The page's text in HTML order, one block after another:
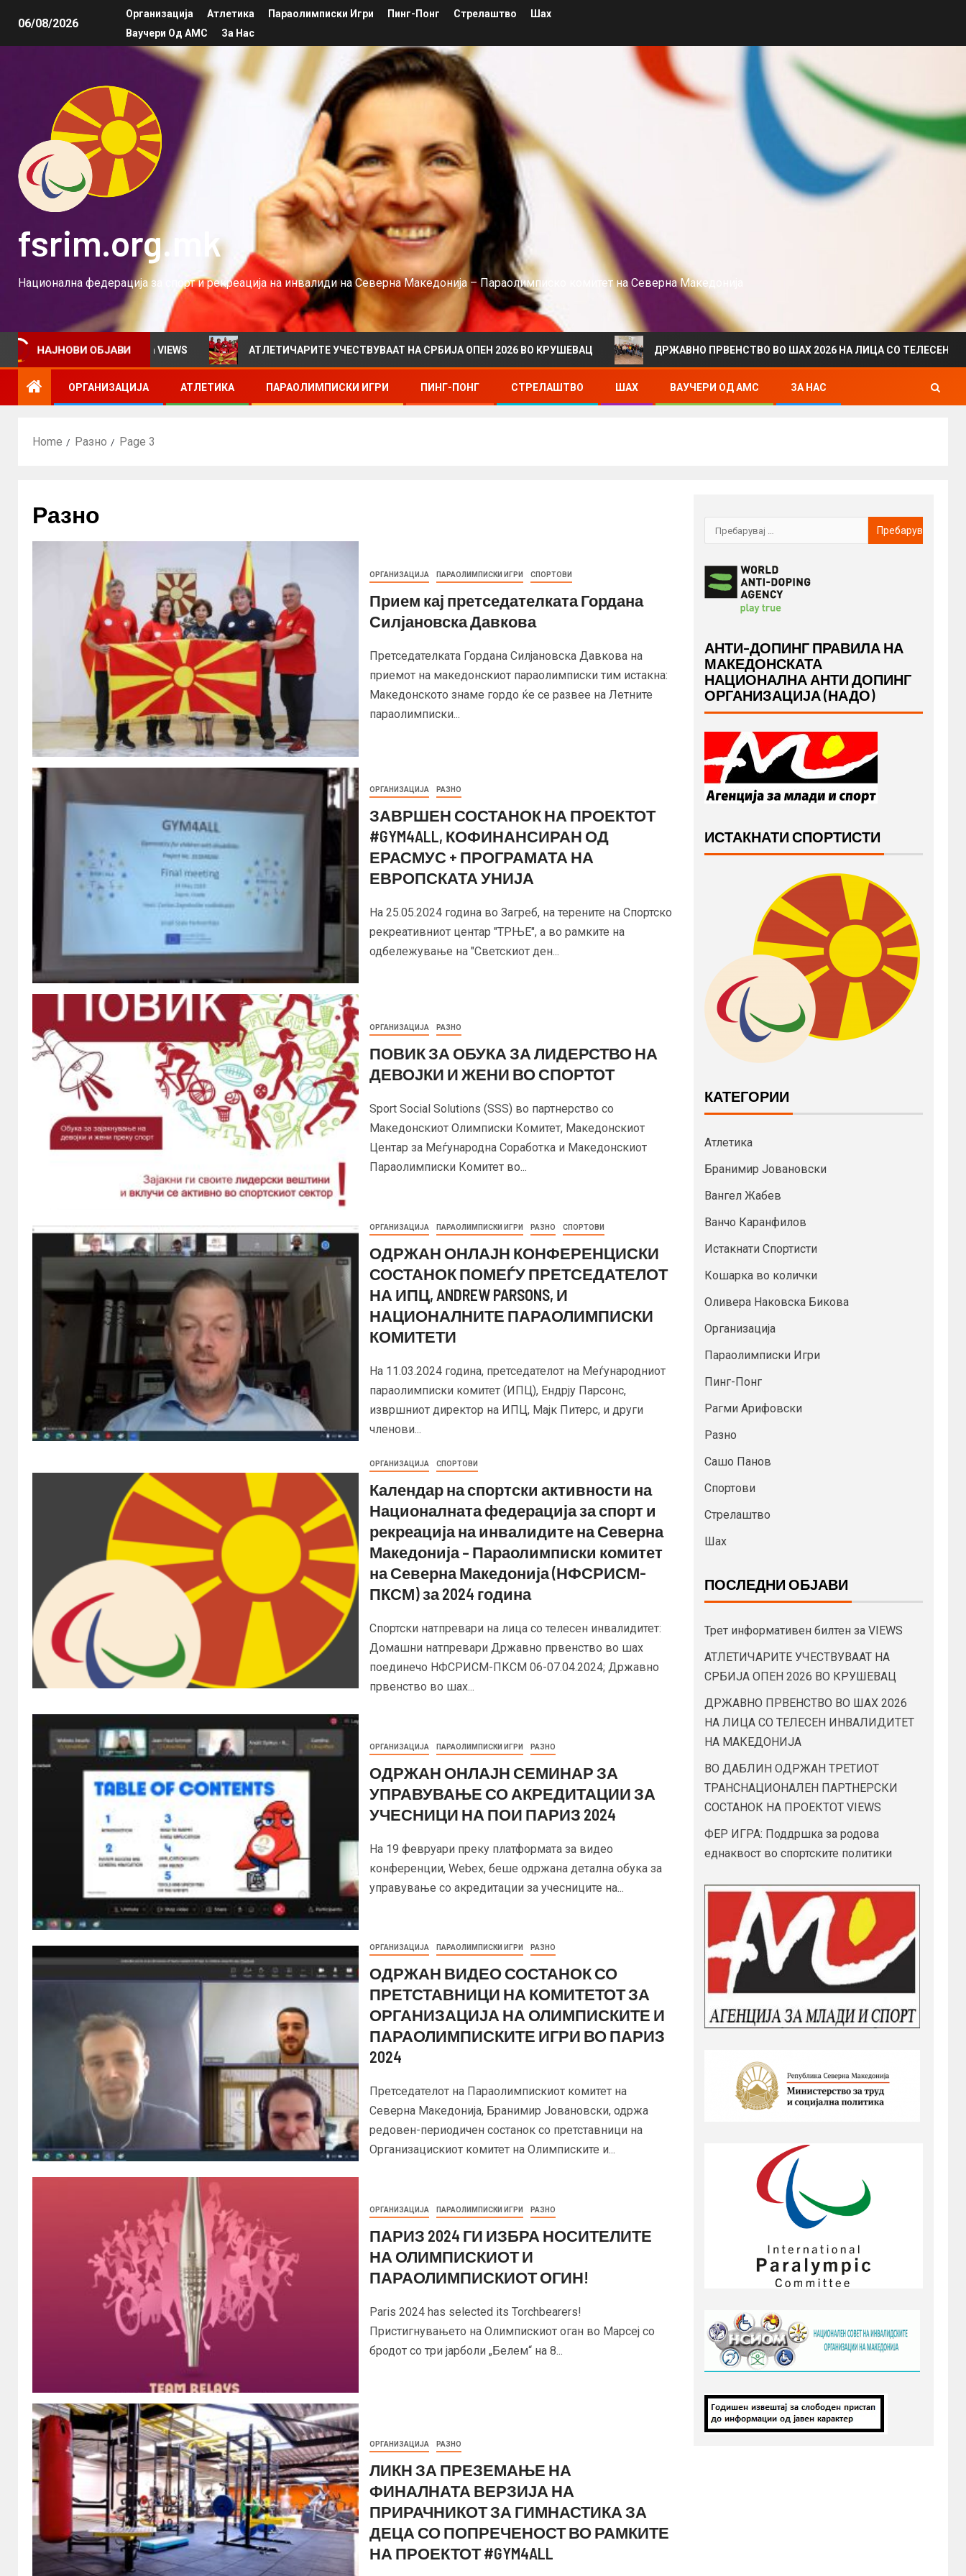
06/08/2026
Организација Атлетика Параолимписки Игри Пинг-Понг Стрелаштво
Шах
Ваучери Од АМС
За Нас
fsrim.org.mk
Национална федерација за спорт и рекреација на инвалиди на Северна Македонија – Параолимписко комитет на Северна Македонија
НАЈНОВИ ОБЈАВИ
билтен за VIEWS АТЛЕТИЧАРИТЕ УЧЕСТВУВААТ НА СРБИЈА ОПЕН 2026 ВО КРУШЕВАЦ ДРЖАВНО ПРВЕНСТВО ВО ШАХ 2026 НА ЛИЦА СО ТЕЛЕСЕН
ОРГАНИЗАЦИЈА АТЛЕТИКА ПАРАОЛИМПИСКИ ИГРИ ПИНГ-ПОНГ СТРЕЛАШТВО ШАХ ВАУЧЕРИ ОД АМС ЗА НАС
Home Разно Page 3
Разно
ОРГАНИЗАЦИЈА ПАРАОЛИМПИСКИ ИГРИ СПОРТОВИ
Прием кај претседателката Гордана
Силјановска Давкова
Претседателката Гордана Силјановска Давкова на
приемот на македонскиот параолимписки тим истакна:
Македонското знаме гордо ќе се развее на Летните
параолимписки...
ОРГАНИЗАЦИЈА РАЗНО
ЗАВРШЕН СОСТАНОК НА ПРОЕКТОТ
#GYM4ALL, КОФИНАНСИРАН ОД
ЕРАСМУС + ПРОГРАМАТА НА
ЕВРОПСКАТА УНИЈА
На 25.05.2024 година во Загреб, на терените на Спортско
рекреативниот центар "ТРЊЕ", а во рамките на
одбележување на "Светскиот ден...
ОРГАНИЗАЦИЈА РАЗНО
ПОВИК ЗА ОБУКА ЗА ЛИДЕРСТВО НА
ДЕВОЈКИ И ЖЕНИ ВО СПОРТОТ
Sport Social Solutions (SSS) во партнерство со
Македонскиот Олимписки Комитет, Македонскиот
Центар за Меѓународна Соработка и Македонскиот
Параолимписки Комитет во...
ОРГАНИЗАЦИЈА ПАРАОЛИМПИСКИ ИГРИ РАЗНО СПОРТОВИ
ОДРЖАН ОНЛАЈН КОНФЕРЕНЦИСКИ
СОСТАНОК ПОМЕЃУ ПРЕТСЕДАТЕЛОТ
НА ИПЦ, ANDREW PARSONS, И
НАЦИОНАЛНИТЕ ПАРАОЛИМПИСКИ
КОМИТЕТИ
На 11.03.2024 година, претседателот на Меѓународниот
параолимписки комитет (ИПЦ), Ендрју Парсонс,
извршниот директор на ИПЦ, Мајк Питерс, и други
членови...
ОРГАНИЗАЦИЈА СПОРТОВИ
Календар на спортски активности на
Националната федерација за спорт и
рекреација на инвалидите на Северна
Македонија – Параолимписки комитет
на Северна Македонија (НФСРИСМ-
ПКСМ) за 2024 година
Спортски натпревари на лица со телесен инвалидитет:
Домашни натпревари Државно првенство во шах
поединечо НФСРИСМ-ПКСМ 06-07.04.2024; Државно
првенство во шах...
ОРГАНИЗАЦИЈА ПАРАОЛИМПИСКИ ИГРИ РАЗНО
ОДРЖАН ОНЛАЈН СЕМИНАР ЗА
УПРАВУВАЊЕ СО АКРЕДИТАЦИИ ЗА
УЧЕСНИЦИ НА ПОИ ПАРИЗ 2024
На 19 февруари преку платформата за видео
конференции, Webex, беше одржана детална обука за
управување со акредитации за учесниците на...
ОРГАНИЗАЦИЈА ПАРАОЛИМПИСКИ ИГРИ РАЗНО
ОДРЖАН ВИДЕО СОСТАНОК СО
ПРЕТСТАВНИЦИ НА КОМИТЕТОТ ЗА
ОРГАНИЗАЦИЈА НА ОЛИМПИСКИТЕ И
ПАРАОЛИМПИСКИТЕ ИГРИ ВО ПАРИЗ
2024
Претседателот на Параолимпискиот комитет на
Северна Македонија, Бранимир Јовановски, одржа
редовен-периодичен состанок со претставници на
Организацискиот комитет на Олимписките и...
ОРГАНИЗАЦИЈА ПАРАОЛИМПИСКИ ИГРИ РАЗНО
ПАРИЗ 2024 ГИ ИЗБРА НОСИТЕЛИТЕ
НА ОЛИМПИСКИОТ И
ПАРАОЛИМПИСКИОТ ОГИН!
Paris 2024 has selected its Torchbearers!
Пристигнувањето на Олимпискиот оган во Марсеј со
бродот со три јарболи „Белем“ на 8...
ОРГАНИЗАЦИЈА РАЗНО
ЛИКН ЗА ПРЕЗЕМАЊЕ НА
ФИНАЛНАТА ВЕРЗИЈА НА
ПРИРАЧНИКОТ ЗА ГИМНАСТИКА ЗА
ДЕЦА СО ПОПРЕЧЕНОСТ ВО РАМКИТЕ
НА ПРОЕКТОТ #GYM4ALL
АНТИ-ДОПИНГ ПРАВИЛА НА
МАКЕДОНСКАТА
НАЦИОНАЛНА АНТИ ДОПИНГ
ОРГАНИЗАЦИЈА (НАДО)
ИСТАКНАТИ СПОРТИСТИ
КАТЕГОРИИ
Атлетика
Бранимир Јовановски
Вангел Жабев
Ванчо Каранфилов
Истакнати Спортисти
Кошарка во колички
Оливера Наковска Бикова
Организација
Параолимписки Игри
Пинг-Понг
Рагми Арифовски
Разно
Сашо Панов
Спортови
Стрелаштво
Шах
ПОСЛЕДНИ ОБЈАВИ
Трет информативен билтен за VIEWS
АТЛЕТИЧАРИТЕ УЧЕСТВУВААТ НА
СРБИЈА ОПЕН 2026 ВО КРУШЕВАЦ
ДРЖАВНО ПРВЕНСТВО ВО ШАХ 2026
НА ЛИЦА СО ТЕЛЕСЕН ИНВАЛИДИТЕТ
НА МАКЕДОНИЈА
ВО ДАБЛИН ОДРЖАН ТРЕТИОТ
ТРАНСНАЦИОНАЛЕН ПАРТНЕРСКИ
СОСТАНОК НА ПРОЕКТОТ VIEWS
ФЕР ИГРА: Поддршка за родова
еднаквост во спортските политики